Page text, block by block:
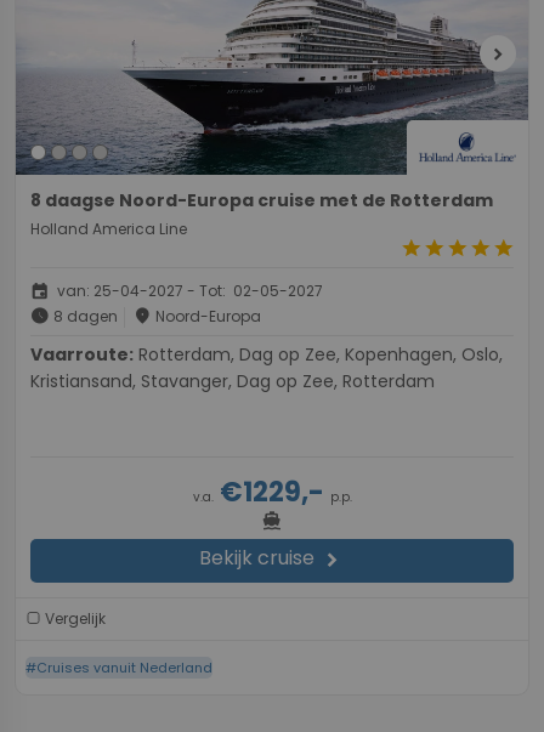
chevron_right
8 daagse Noord-Europa cruise met de Rotterdam
Holland America Line
starstarstarstarstar
event van: 25-04-2027 - Tot: 02-05-2027
schedule 8 dagen place Noord-Europa
Vaarroute:
Kristiansand, Stavanger, Dag op Zee, Rotterdam
v.a.€1229,- p.p.
directions_boat
Bekijk cruise chevron_right
Vergelijk
#Cruises vanuit Nederland